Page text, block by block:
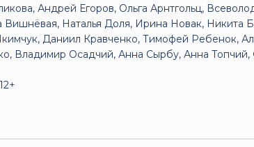
Андрей Егоров, Ольга Арнтгольц,
Вишнёвая, Наталья Доля, Ирина Новак, Никита
Даниил Кравченко, Тимофей Ребенок,
Владимир Осадчий, Анна Сырбу, Анна
12+